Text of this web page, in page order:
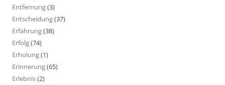
Entfernung(3)
Entscheidung(37)
Erfahrung(38)
Erfolg(74)
Erholung(1)
Erinnerung(65)
Erlebnis(2)